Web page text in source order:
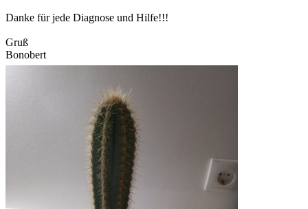
Danke für jede Diagnose und Hilfe!!!
Gruß
Bonobert